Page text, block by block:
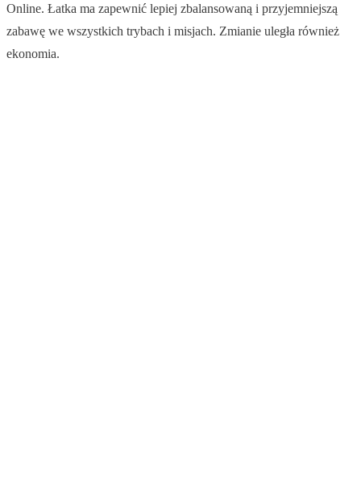
Online. Łatka ma zapewnić lepiej zbalansowaną i przyjemniejszą
zabawę we wszystkich trybach i misjach. Zmianie uległa również
ekonomia.